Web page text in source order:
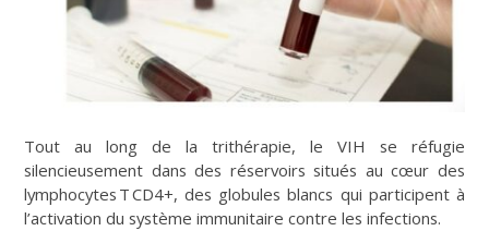
Tout au long de la trithérapie, le VIH se réfugie
silencieusement dans des réservoirs situés au cœur des
lymphocytes T CD4+, des globules blancs qui participent à
l’activation du système immunitaire contre les infections.